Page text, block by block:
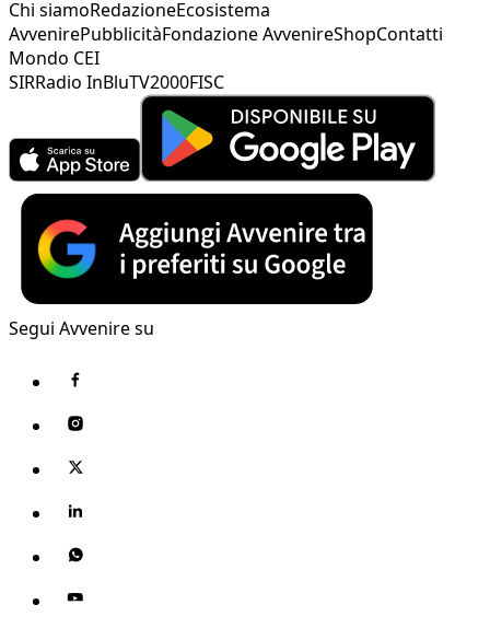
Chi siamoRedazioneEcosistema
AvvenirePubblicitàFondazione AvvenireShopContatti
Mondo CEI
SIRRadio InBluTV2000FISC
Segui Avvenire su